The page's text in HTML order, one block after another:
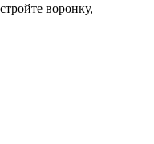
воронку,